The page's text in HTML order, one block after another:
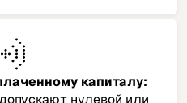
капиталу:
нулевой или